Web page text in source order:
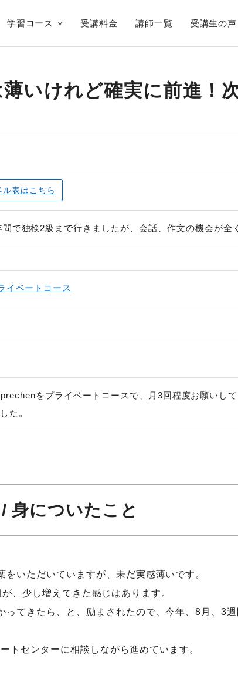
学習コース 受講料金 講師一覧 受講生の声
いけれど確実に前進！
ル表はこちら
で独検2級まで行きましたが、会話、作文の機会が全
イベートコース
をプライベートコースで、月3回程度お願いし
た。
身についたこと
いただいていますが、未だ実感薄いです。
、少し増えてきた感じはあります。
てきたら、と、励まされたので、今年、8月、3
トセンターに相談しながら進めています。